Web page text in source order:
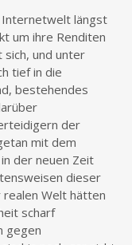
Internetwelt längst
um ihre Renditen
und unter
tief in die
bestehendes
der
mit dem
der neuen Zeit
dieser
realen Welt hätten
scharf
gegen